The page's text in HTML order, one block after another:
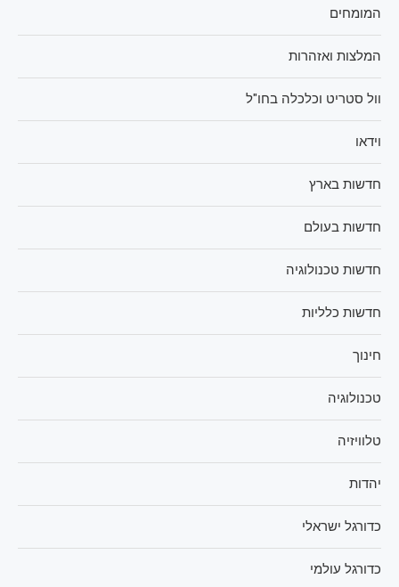
המומחים
המלצות ואזהרות
וול סטריט וכלכלה בחו"ל
וידאו
חדשות בארץ
חדשות בעולם
חדשות טכנולוגיה
חדשות כלליות
חינוך
טכנולוגיה
טלוויזיה
יהדות
כדורגל ישראלי
כדורגל עולמי